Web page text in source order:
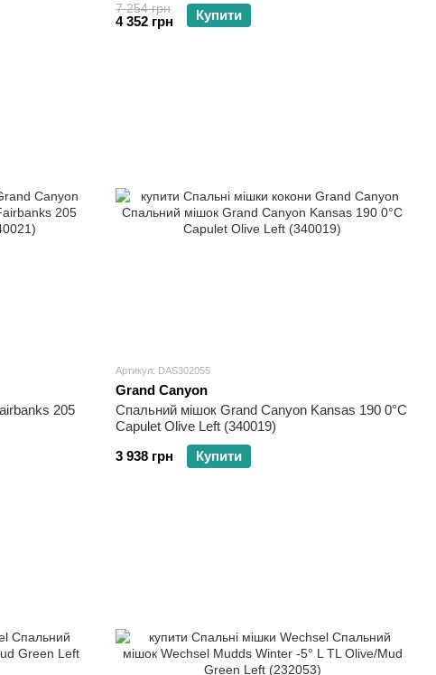
7 254 грн
4 352 грн Купити
205
Артикул: DAS302055
Grand Canyon
Спальний мішок Grand Canyon Kansas 190 0°C
Capulet Olive Left (340019)
3 938 грн
Купити